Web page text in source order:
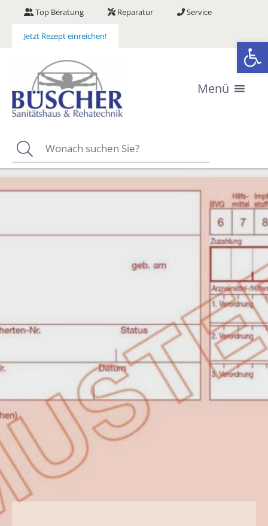
springen
Top Beratung Reparatur Service
Jetzt Rezept einreichen!
Menü
Suchen